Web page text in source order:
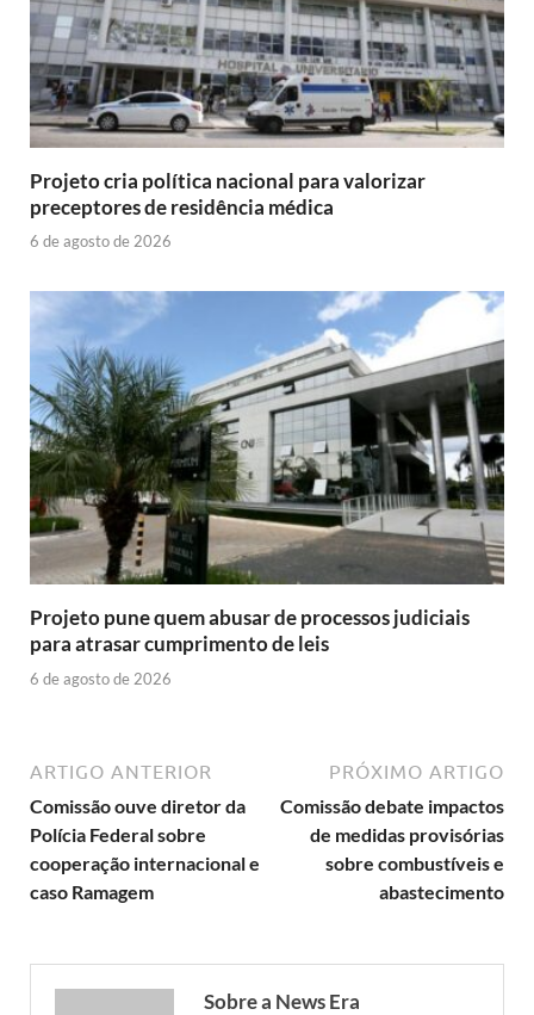
Projeto cria política nacional para valorizar
preceptores de residência médica
6 de agosto de 2026
Projeto pune quem abusar de processos judiciais
para atrasar cumprimento de leis
6 de agosto de 2026
ARTIGO ANTERIOR
Comissão ouve diretor da
Polícia Federal sobre
cooperação internacional e
caso Ramagem
PRÓXIMO ARTIGO
Comissão debate impactos
de medidas provisórias
sobre combustíveis e
abastecimento
Sobre a News Era